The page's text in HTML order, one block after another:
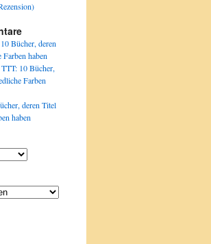
Bücher, deren
haben
TTT: 10 Bücher,
Farben
deren Titel
haben